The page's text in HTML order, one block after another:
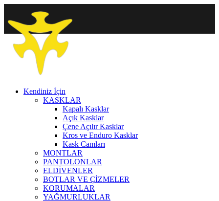
Kendiniz İçin
KASKLAR
Kapalı Kasklar
Açık Kasklar
Çene Açılır Kasklar
Kros ve Enduro Kasklar
Kask Camları
MONTLAR
PANTOLONLAR
ELDİVENLER
BOTLAR VE ÇİZMELER
KORUMALAR
YAĞMURLUKLAR